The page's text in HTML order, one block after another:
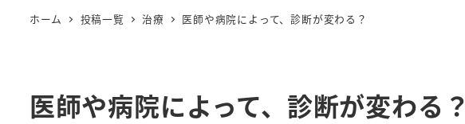
ホーム 投稿一覧 治療 医師や病院によって、診断が変わる？
医師や病院によって、診断が変わる？